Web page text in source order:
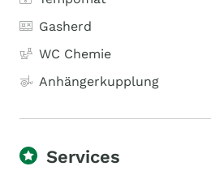
Gasherd
WC Chemie
Anhängerkupplung
Services